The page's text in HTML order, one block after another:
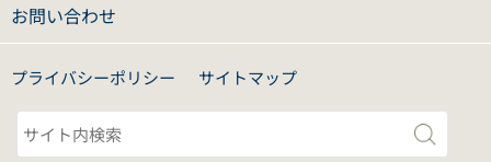
お問い合わせ
プライバシーポリシー サイトマップ